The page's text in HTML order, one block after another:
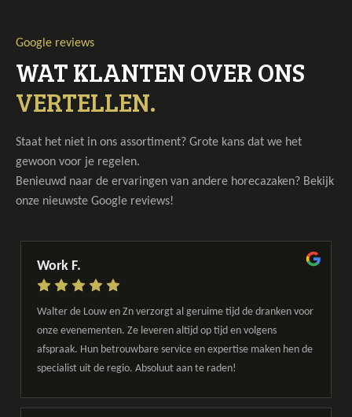
Google reviews
WAT KLANTEN OVER ONS
VERTELLEN.
Staat het niet in ons assortiment? Grote kans dat we het
gewoon voor je regelen.
Benieuwd naar de ervaringen van andere horecazaken? Bekijk
onze nieuwste Google reviews!
Work F.
Walter de Louw en Zn verzorgt al geruime tijd de dranken voor
onze evenementen. Ze leveren altijd op tijd en volgens
afspraak. Hun betrouwbare service en expertise maken hen de
specialist uit de regio. Absoluut aan te raden!